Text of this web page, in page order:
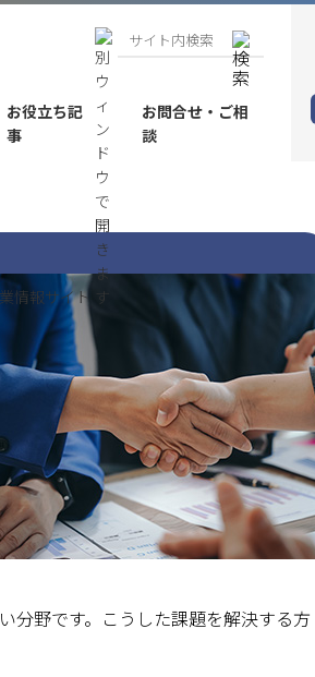
お役立ち記
事
お問合せ・ご相
談
情報サイト
分野です。こうした課題を解決する方